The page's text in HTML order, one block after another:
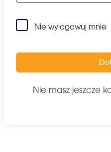
Nie wylogowuj mnie
Nie masz jeszcze